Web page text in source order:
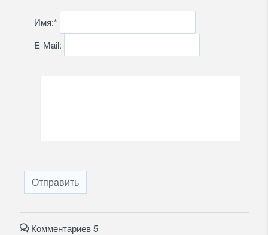
Имя:*
E-Mail:
Отправить
Комментариев 5